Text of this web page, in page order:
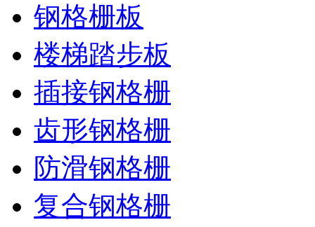
钢格栅板
楼梯踏步板
插接钢格栅
齿形钢格栅
防滑钢格栅
复合钢格栅